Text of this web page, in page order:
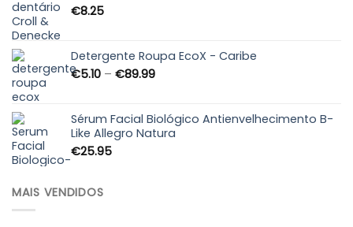
€8.25
Detergente Roupa EcoX - Caribe
€5.10 – €89.99Price
through
€89.99
Sérum Facial Biológico Antienvelhecimento B-
Like Allegro Natura
€25.95
MAIS VENDIDOS